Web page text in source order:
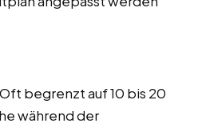
Oft begrenzt auf 10 bis 20
während der